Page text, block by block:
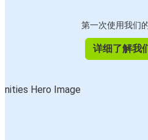
第一次使用我们
详细了解我